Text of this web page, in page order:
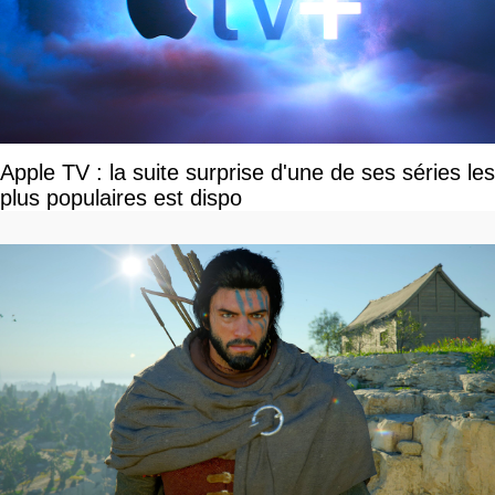
Apple TV : la suite surprise d'une de ses séries les
plus populaires est dispo